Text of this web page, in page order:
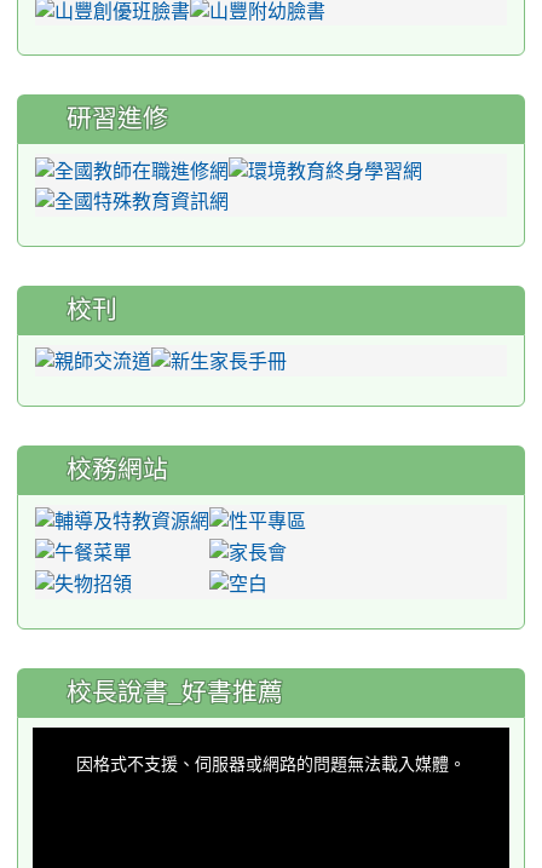
研習進修
校刊
校務網站
:::
校長說書_好書推薦
因格式不支援、伺服器或網路的問題無法載入媒體。